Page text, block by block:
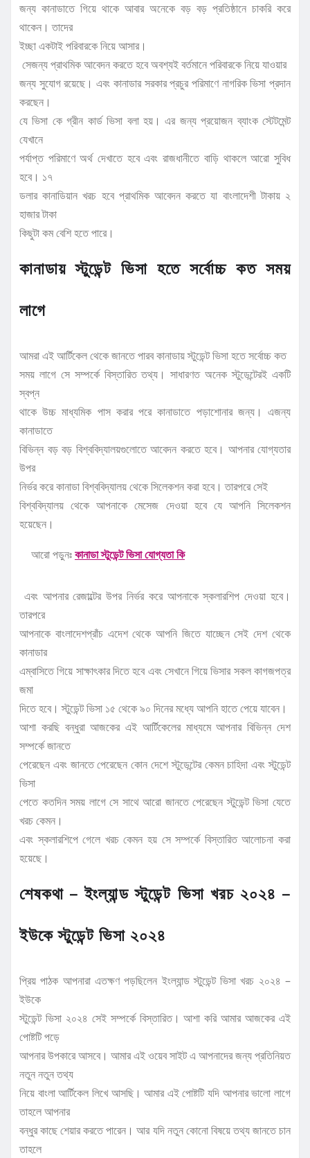
জন্য কানাডাতে গিয়ে থাকে আবার অনেকে বড় বড় প্রতিষ্ঠানে চাকরি করে
থাকেন। তাদের
ইচ্ছা একটাই পরিবারকে নিয়ে আসার।
সেজন্য প্রাথমিক আবেদন করতে হবে অবশ্যই বর্তমানে পরিবারকে নিয়ে যাওয়ার
জন্য সুযোগ রয়েছে। এবং কানাডার সরকার প্রচুর পরিমাণে নাগরিক ভিসা প্রদান
করছেন।
যে ভিসা কে গ্রীন কার্ড ভিসা বলা হয়। এর জন্য প্রয়োজন ব্যাংক স্টেটমেন্ট
যেখানে
পর্যাপ্ত পরিমাণে অর্থ দেখাতে হবে এবং রাজধানীতে বাড়ি থাকলে আরো সুবিধ
হবে। ১৭
ডলার কানাডিয়ান খরচ হবে প্রাথমিক আবেদন করতে যা বাংলাদেশী টাকায় ২
হাজার টাকা
কিছুটা কম বেশি হতে পারে।
কানাডায় স্টুডেন্ট ভিসা হতে সর্বোচ্চ কত সময়
লাগে
আমরা এই আর্টিকেল থেকে জানতে পারব কানাডায় স্টুডেন্ট ভিসা হতে সর্বোচ্চ কত
সময় লাগে সে সম্পর্কে বিস্তারিত তথ্য। সাধারণত অনেক স্টুডেন্টেরই একটি
স্বপ্ন
থাকে উচ্চ মাধ্যমিক পাস করার পরে কানাডাতে পড়াশোনার জন্য। এজন্য
কানাডাতে
বিভিন্ন বড় বড় বিশ্ববিদ্যালয়গুলোতে আবেদন করতে হবে। আপনার যোগ্যতার
উপর
নির্ভর করে কানাডা বিশ্ববিদ্যালয় থেকে সিলেকশন করা হবে। তারপরে সেই
বিশ্ববিদ্যালয় থেকে আপনাকে মেসেজ দেওয়া হবে যে আপনি সিলেকশন
হয়েছেন।
আরো পড়ুনঃকানাডা স্টুডেন্ট ভিসা যোগ্যতা কি
এবং আপনার রেজাল্টের উপর নির্ভর করে আপনাকে স্কলারশিপ দেওয়া হবে।
তারপরে
আপনাকে বাংলাদেশপ্রাঁচ এদেশ থেকে আপনি জিতে যাচ্ছেন সেই দেশ থেকে
কানাডার
এম্বাসিতে গিয়ে সাক্ষাৎকার দিতে হবে এবং সেখানে গিয়ে ভিসার সকল কাগজপত্র
জমা
দিতে হবে। স্টুডেন্ট ভিসা ১৫ থেকে ৯০ দিনের মধ্যে আপনি হাতে পেয়ে যাবেন।
আশা করছি বন্ধুরা আজকের এই আর্টিকেলের মাধ্যমে আপনার বিভিন্ন দেশ
সম্পর্কে জানতে
পেরেছেন এবং জানতে পেরেছেন কোন দেশে স্টুডেন্টের কেমন চাহিদা এবং স্টুডেন্ট
ভিসা
পেতে কতদিন সময় লাগে সে সাথে আরো জানতে পেরেছেন স্টুডেন্ট ভিসা যেতে
খরচ কেমন।
এবং স্কলারশিপে গেলে খরচ কেমন হয় সে সম্পর্কে বিস্তারিত আলোচনা করা
হয়েছে।
শেষকথা – ইংল্যান্ড স্টুডেন্ট ভিসা খরচ ২০২৪ –
ইউকে স্টুডেন্ট ভিসা ২০২৪
প্রিয় পাঠক আপনারা এতক্ষণ পড়ছিলেন ইংল্যান্ড স্টুডেন্ট ভিসা খরচ ২০২৪ –
ইউকে
স্টুডেন্ট ভিসা ২০২৪ সেই সম্পর্কে বিস্তারিত। আশা করি আমার আজকের এই
পোষ্টটি পড়ে
আপনার উপকারে আসবে। আমার এই ওয়েব সাইট এ আপনাদের জন্য প্রতিনিয়ত
নতুন নতুন তথ্য
নিয়ে বাংলা আর্টিকেল লিখে আসছি। আমার এই পোষ্টটি যদি আপনার ভালো লাগে
তাহলে আপনার
বন্ধুর কাছে শেয়ার করতে পারেন। আর যদি নতুন কোনো বিষয়ে তথ্য জানতে চান
তাহলে